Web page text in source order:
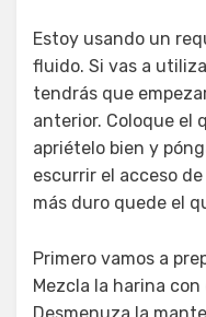
Estoy usando un
fluido. Si vas a
tendrás que
anterior. Coloque el
apriételo bien y
escurrir el acceso
más duro quede el
Primero vamos a
Mezcla la harina